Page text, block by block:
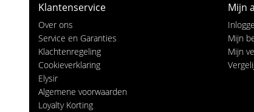
Klantenservice
Over ons
Service en Garanties
Klachtenregeling
Cookieverklaring
Elysir
Algemene voorwaarden
Loyalty Korting
Mijn
Mijn
Mijn